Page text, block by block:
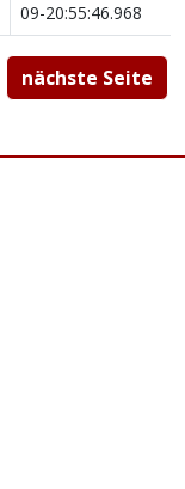
09-20:55:46.968
nächste Seite